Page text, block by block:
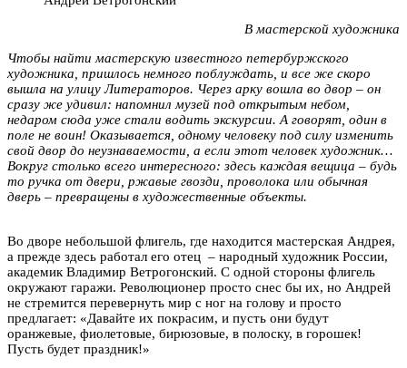
В мастерской художника
Чтобы найти мастерскую известного петербуржского
художника, пришлось немного поблуждать, и все же скоро
вышла на улицу Литераторов. Через арку вошла во двор – он
сразу же удивил: напомнил музей под открытым небом,
недаром сюда уже стали водить экскурсии. А говорят, один в
поле не воин! Оказывается, одному человеку под силу изменить
свой двор до неузнаваемости, а если этот человек художник…
Вокруг столько всего интересного: здесь каждая вещица – будь
то ручка от двери, ржавые гвозди, проволока или обычная
дверь – превращены в художественные объекты.
Во дворе небольшой флигель, где находится мастерская Андрея,
а прежде здесь работал его отец – народный художник России,
академик Владимир Ветрогонский. С одной стороны флигель
окружают гаражи. Революционер просто снес бы их, но Андрей
не стремится перевернуть мир с ног на голову и просто
предлагает: «Давайте их покрасим, и пусть они будут
оранжевые, фиолетовые, бирюзовые, в полоску, в горошек!
Пусть будет праздник!»